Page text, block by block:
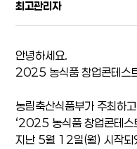
최고관리자
안녕하세요.
2025 농식품 창업콘테스
농림축산식품부가 주최하
‘2025 농식품 창업콘테스
지난 5월 12일(월) 시작되